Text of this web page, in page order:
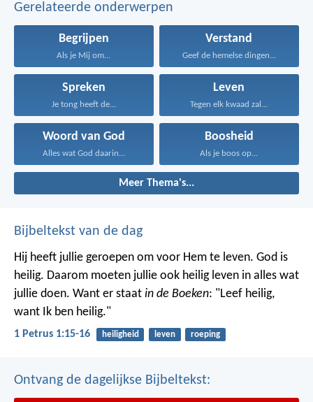
Gerelateerde onderwerpen
Begrijpen
Als je Mij om...
Verstand
Geef de hemelse dingen...
Spreken
Je tong heeft de...
Leven
Tegen elk kwaad zal...
Woord van God
Alles wat God daarin...
Boosheid
Als je boos op...
Meer Thema's...
Bijbeltekst van de dag
Hij heeft jullie geroepen om voor Hem te leven. God is
heilig. Daarom moeten jullie ook heilig leven in alles wat
jullie doen. Want er staat in de Boeken: "Leef heilig,
want Ik ben heilig."
1 Petrus 1:15-16 heiligheid leven roeping
Ontvang de dagelijkse Bijbeltekst: